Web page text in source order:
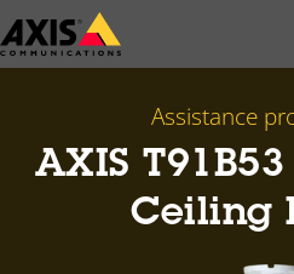
Passer
au
Assistance
AXIS
Ceiling